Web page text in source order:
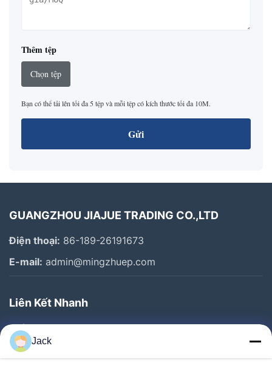
Thêm tệp
Chọn tệp
Bạn có thể tải lên tối đa 5 tệp và mỗi tệp có kích thước tối đa 10M.
Gửi
GUANGZHOU JIAJUE TRADING CO.,LTD
Điện thoại: 86-189-26191673
E-mail: admin@mingzhuep.com
Liên Kết Nhanh
Nhà
Sản Phẩm
Jack